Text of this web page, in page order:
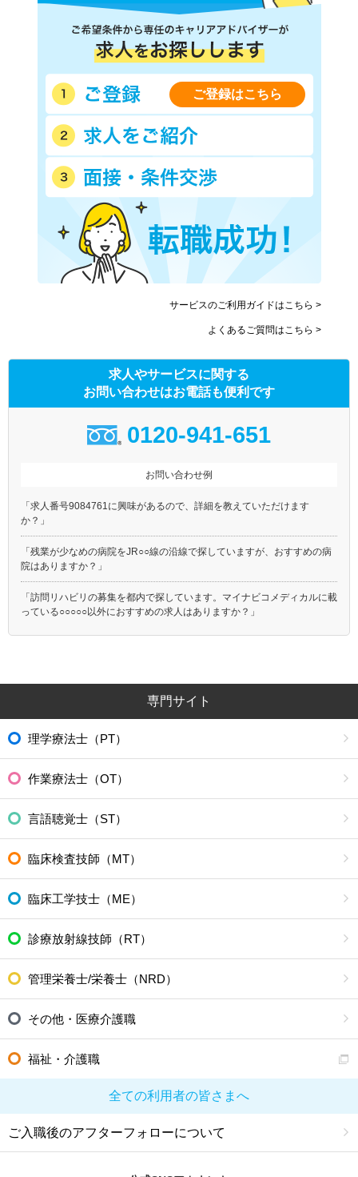
ご登録はこちら
サービスのご利用ガイドはこちら >
よくあるご質問はこちら >
求人やサービスに関する
お問い合わせはお電話も便利です
0120-941-651
お問い合わせ例
「求人番号9084761に興味があるので、詳細を教えていただけます
か？」
「残業が少なめの病院をJR○○線の沿線で探していますが、おすすめの病
院はありますか？」
「訪問リハビリの募集を都内で探しています。マイナビコメディカルに載
っている○○○○○以外におすすめの求人はありますか？」
専門サイト
理学療法士（PT）
作業療法士（OT）
言語聴覚士（ST）
臨床検査技師（MT）
臨床工学技士（ME）
診療放射線技師（RT）
管理栄養士/栄養士（NRD）
その他・医療介護職
福祉・介護職
全ての利用者の皆さまへ
ご入職後のアフターフォローについて